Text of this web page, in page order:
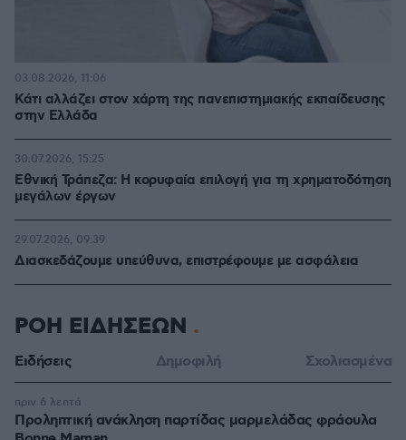
Κάτι αλλάζει στον χάρτη της πανεπιστημιακής εκπαίδευσης
στην Ελλάδα
03.08.2026, 11:06
Εθνική Τράπεζα: Η κορυφαία επιλογή για τη χρηματοδότηση
μεγάλων έργων
30.07.2026, 15:25
Διασκεδάζουμε υπεύθυνα, επιστρέφουμε με ασφάλεια
29.07.2026, 09:39
ΡΟΗ ΕΙΔΗΣΕΩΝ
Ειδήσεις Δημοφιλή Σχολιασμένα
Προληπτική ανάκληση παρτίδας μαρμελάδας φράουλα
πριν 6 λεπτά